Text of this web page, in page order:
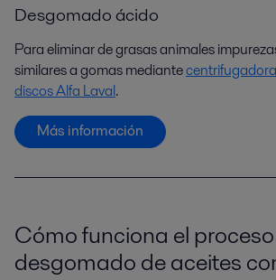
Desgomado ácido
Para eliminar de grasas animales
similares a gomas mediante
discos Alfa Laval.
Más información
Cómo funciona el
desgomado de aceites